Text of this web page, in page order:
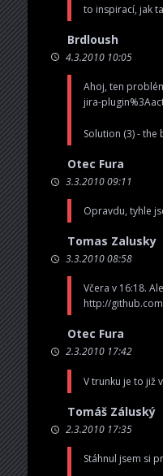
to inspirací, jak
Brdloush
4.3.2010 10:05
Ahoj, ten
jira-
Solution (3) - the
Otec Fura
3.3.2010 09:11
Opravdu, tyhle
Tomas Zalusky
3.3.2010 08:58
Včera v 16:18.
http://
Otec Fura
2.3.2010 17:42
V trunku je to již
Tomáš Záluský
2.3.2010 17:35
Stáhnul jsem si